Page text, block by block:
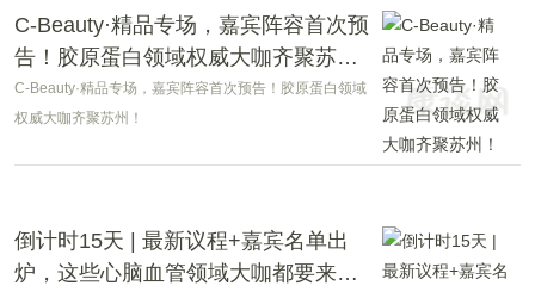
C-Beauty·精品专场，嘉宾阵容首次预
告！胶原蛋白领域权威大咖齐聚苏
州！
C-Beauty·精品专场，嘉宾阵容首次预告！胶原蛋白领域
权威大咖齐聚苏州！
倒计时15天 | 最新议程+嘉宾名单出
炉，这些心脑血管领域大咖都要来北